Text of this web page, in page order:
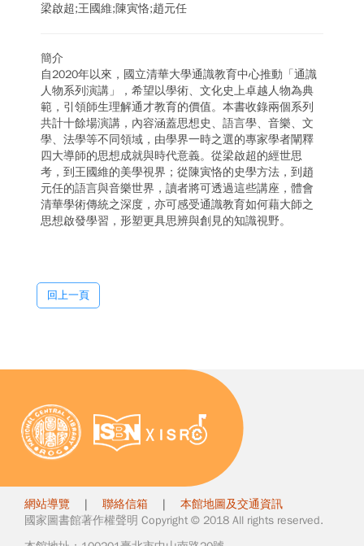
梁啟超;王國維;陳寅恪;趙元任
簡介
自2020年以來，國立清華大學通識教育中心推動「通識
人物系列演講」，希望以學術、文化史上卓越人物為典
範，引領師生理解通才教育的價值。本書收錄兩個系列
共計十餘場演講，內容涵蓋思想史、語言學、音樂、文
學、法學等不同領域，由學界一時之選的專家學者闡釋
四大導師的思想成就與時代意義。從梁啟超的經世思
考，到王國維的美學視界；從陳寅恪的史學方法，到趙
元任的語言與音樂世界，讀者將可透過這些講座，體會
清華學術傳統之深度，亦可感受通識教育如何藉大師之
思想啟發學習，形塑更具思辨與創見的知識視野。
回上一頁
網站導覽 | 聯絡信箱 | 本館地圖及交通資訊
國家圖書館著作權聲明 Copyright © 2018 All rights reserved.